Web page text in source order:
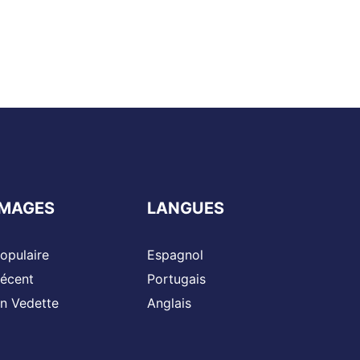
Vedette
LANGUES
Espagnol
Portugais
Anglais